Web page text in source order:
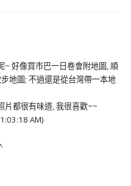
~ 好像買市巴一日卷會附地圖, 順
地圖; 不過還是從台灣帶一本地
片都很有味道, 我很喜歡~~
AM)